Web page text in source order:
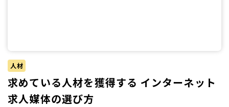
人材
求めている人材を獲得する インターネット
求人媒体の選び方